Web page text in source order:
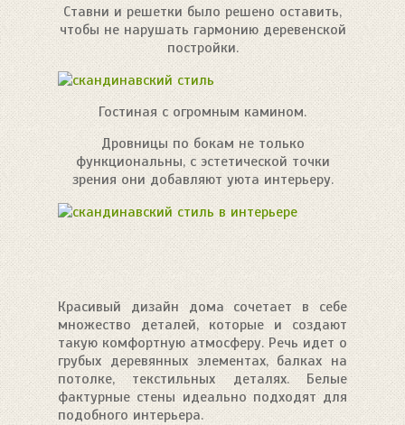
Ставни и решетки было решено оставить,
чтобы не нарушать гармонию деревенской
постройки.
Гостиная с огромным камином.
Дровницы по бокам не только
функциональны, с эстетической точки
зрения они добавляют уюта интерьеру.
Красивый дизайн дома сочетает в себе
множество деталей, которые и создают
такую комфортную атмосферу. Речь идет о
грубых деревянных элементах, балках на
потолке, текстильных деталях. Белые
фактурные стены идеально подходят для
подобного интерьера.